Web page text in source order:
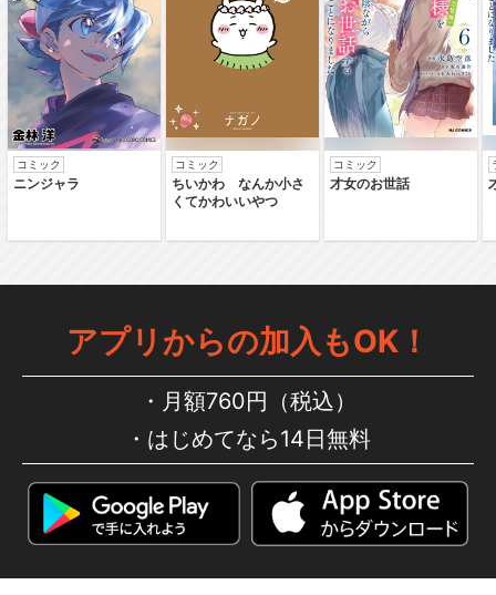
紐育
新サクラ大戦 the Animation
劇団・花組特別公…
サクラ大戦 歌謡ショウ 帝国歌
劇団・第2回花組…
サクラ大戦 花組クリスマス 奇
跡の鐘コンサート
コミック
ニンジャラ
コミック
ちいかわ なんか小さ
くてかわいいやつ
コミック
才女のお世話
アプリからの加入もOK！
月額760円（税込）
はじめてなら14日無料